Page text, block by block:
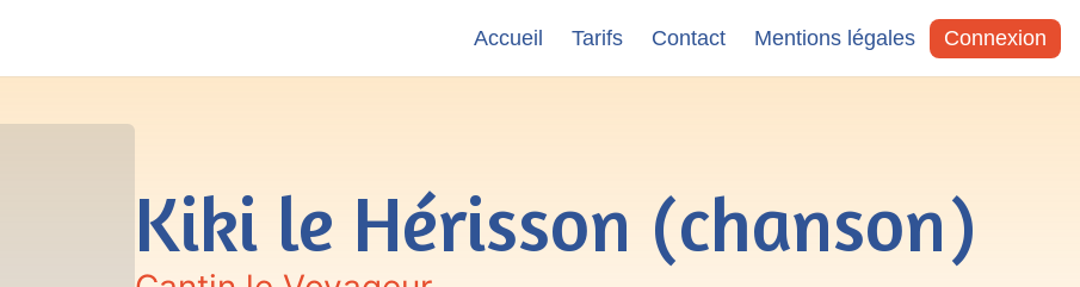
Accueil Tarifs Contact Mentions légales Connexion
Kiki le Hérisson (chanson)